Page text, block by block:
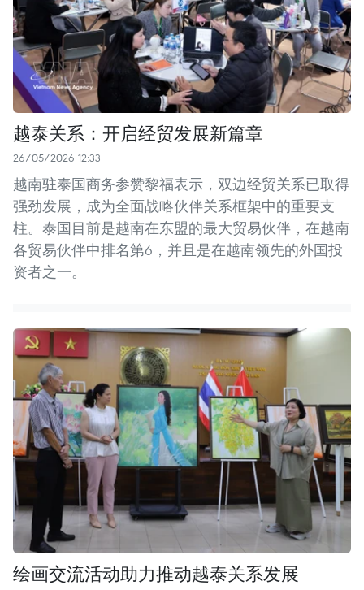
越泰关系：开启经贸发展新篇章
26/05/2026 12:33
越南驻泰国商务参赞黎福表示，双边经贸关系已取得
强劲发展，成为全面战略伙伴关系框架中的重要支
柱。泰国目前是越南在东盟的最大贸易伙伴，在越南
各贸易伙伴中排名第6，并且是在越南领先的外国投
资者之一。
绘画交流活动助力推动越泰关系发展